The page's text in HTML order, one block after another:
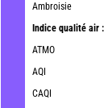
Ambroisie
Indice qualité air :
ATMO
AQI
CAQI